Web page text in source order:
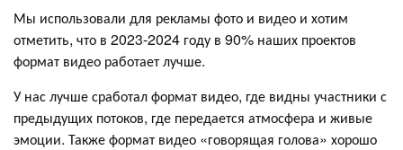
Мы использовали для рекламы фото и видео и хотим
отметить, что в 2023-2024 году в 90% наших проектов
формат видео работает лучше.
У нас лучше сработал формат видео, где видны участники с
предыдущих потоков, где передается атмосфера и живые
эмоции. Также формат видео «говорящая голова» хорошо